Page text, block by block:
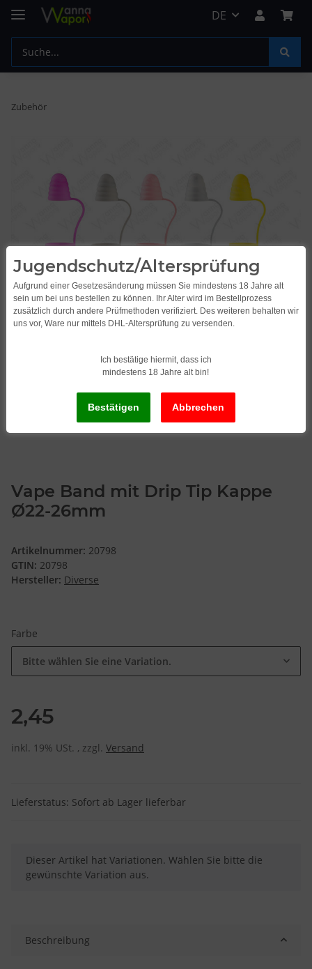
DE
Zubehör
Vape Band mit Drip Tip Kappe
Ø22-26mm
Artikelnummer: 20798
GTIN: 20798
Hersteller: Diverse
Farbe
Bitte wählen Sie eine Variation.
2,45
inkl. 19% USt. , zzgl. Versand
Lieferstatus: Sofort ab Lager lieferbar
x
Dieser Artikel hat Variationen. Wählen Sie bitte die
gewünschte Variation aus.
Beschreibung
Jugendschutz/Altersprüfung
Aufgrund einer Gesetzesänderung müssen Sie mindestens 18 Jahre alt
sein um bei uns bestellen zu können. Ihr Alter wird im Bestellprozess
zusätzlich durch andere Prüfmethoden verifiziert. Des weiteren behalten wir
uns vor, Ware nur mittels DHL-Altersprüfung zu versenden.
Ich bestätige hiermit, dass ich
mindestens 18 Jahre alt bin!